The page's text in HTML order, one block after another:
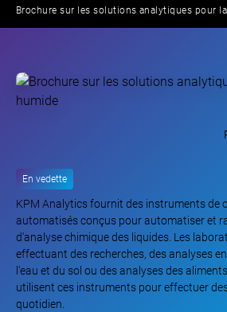
Brochure sur les solutions analytiques pour
En vedette
KPM Analytics fournit des instruments de
automatisés conçus pour automatiser et
d'analyse chimique des liquides. Les
effectuant des recherches, des analyses
l'eau et du sol ou des analyses des
utilisent ces instruments pour effectuer
quotidien.